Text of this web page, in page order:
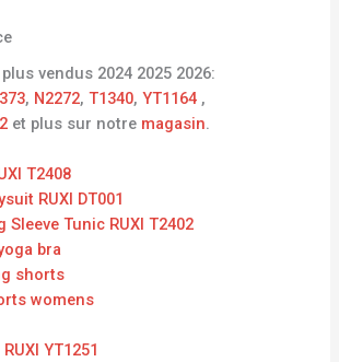
vendus 2024 2025 2026:
, N2272,T1340,YT1164 ,
et plus sur notre magasin.
T2408
RUXI DT001
Sleeve Tunic RUXI T2402
bra
shorts
womens
YT1251